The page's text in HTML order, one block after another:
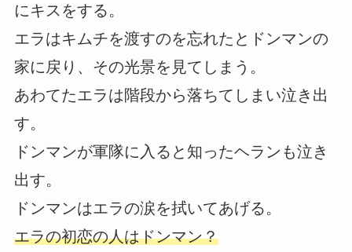
にキスをする。
エラはキムチを渡すのを忘れたとドンマンの
家に戻り、その光景を見てしまう。
あわてたエラは階段から落ちてしまい泣き出
す。
ドンマンが軍隊に入ると知ったヘランも泣き
出す。
ドンマンはエラの涙を拭いてあげる。
エラの初恋の人はドンマン？